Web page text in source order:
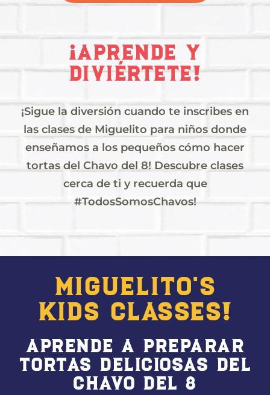
¡APRENDE Y
DIVIÉRTETE!
¡Sigue la diversión cuando te inscribes en
las clases de Miguelito para niños donde
enseñamos a los pequeños cómo hacer
tortas del Chavo del 8! Descubre clases
cerca de ti y recuerda que
#TodosSomosChavos!
miguelito's
kids classes!
Aprende a preparar
tortas deliciosas del
Chavo del 8